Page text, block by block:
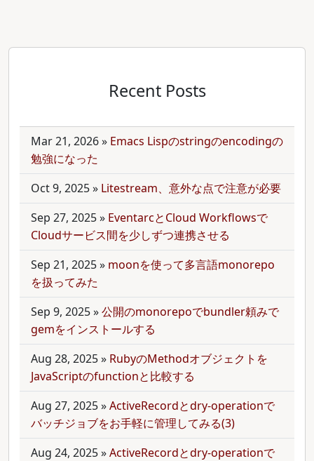
Recent Posts
Mar 21, 2026» Emacs Lispのstringのencodingの
勉強になった
Oct 9, 2025» Litestream、意外な点で注意が必要
Sep 27, 2025» EventarcとCloud Workflowsで
Cloudサービス間を少しずつ連携させる
Sep 21, 2025» moonを使って多言語monorepo
を扱ってみた
Sep 9, 2025»公開のmonorepoでbundler頼みで
gemをインストールする
Aug 28, 2025» RubyのMethodオブジェクトを
JavaScriptのfunctionと比較する
Aug 27, 2025»ActiveRecordとdry-operationで
バッチジョブをお手軽に管理してみる(3)
Aug 24, 2025»ActiveRecordとdry-operationで